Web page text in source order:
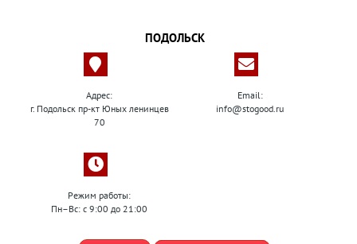
ПОДОЛЬСК
Адрес:
г. Подольск пр-кт Юных ленинцев
70
Email:
info@stogood.ru
Режим работы:
Пн–Вс: с 9:00 до 21:00